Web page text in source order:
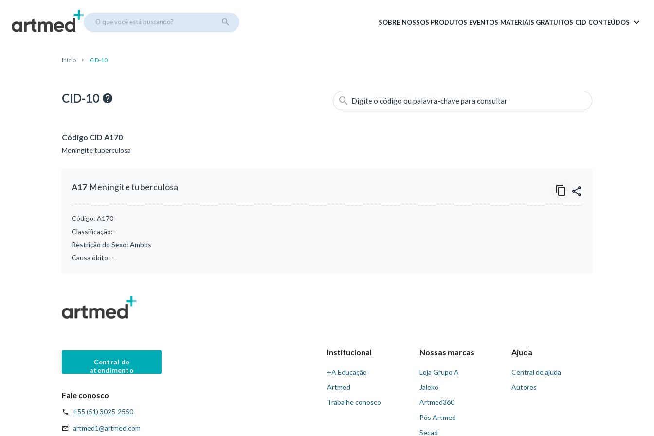
O que você está buscando? SOBRE NOSSOS PRODUTOS EVENTOS MATERIAIS GRATUITOS CID CONTEÚDOS
Início CID-10
CID-10 Digite o código ou palavra-chave para consultar
Código CID A170
Meningite tuberculosa
A17 Meningite tuberculosa
Código: A170
Classificação: -
Restrição do Sexo: Ambos
Causa óbito: -
Central de
atendimento
Fale conosco
+55 (51) 3025-2550
artmed1@artmed.com
Institucional
+A Educação
Artmed
Trabalhe conosco
Nossas marcas
Loja Grupo A
Jaleko
Artmed360
Pós Artmed
Secad
Ajuda
Central de ajuda
Autores